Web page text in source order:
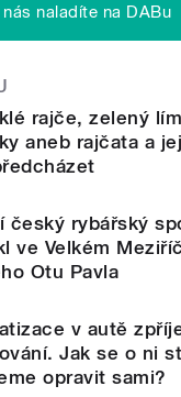
naladíte na DABu
rajče, zelený
aneb rajčata a
český rybářský
ve Velkém
Otu Pavla
v autě
Jak se o ni
opravit sami?